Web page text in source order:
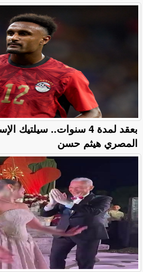
بعقد لمدة 4 سنوات..
المصري هيثم حسن